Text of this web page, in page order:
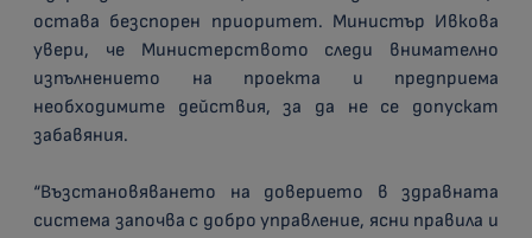
остава безспорен приоритет. Министър Ивкова
увери, че Министерството следи внимателно
изпълнението на проекта и предприема
необходимите действия, за да не се допускат
забавяния.
“Възстановяването на доверието в здравната
система започва с добро управление, ясни правила и